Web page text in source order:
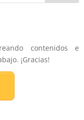
contenidos e
¡Gracias!